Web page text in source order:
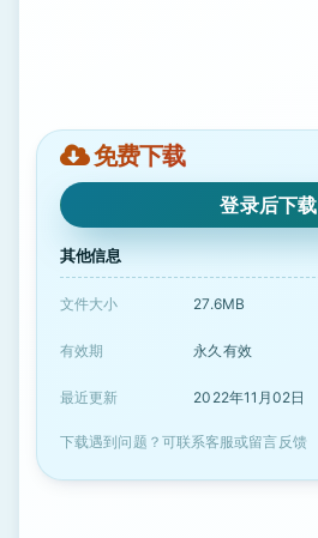
免费下载
登录后下载
其他信息
文件大小 27.6MB
有效期 永久有效
最近更新 2022年11月02日
下载遇到问题？可联系客服或留言反馈